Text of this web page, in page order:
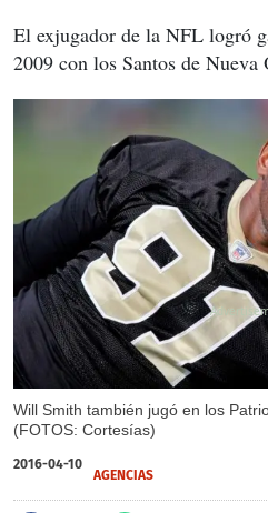
El exjugador de la NFL logró
2009 con los Santos de Nueva
Will Smith también jugó en los
(FOTOS: Cortesías)
2016-04-10
AGENCIAS